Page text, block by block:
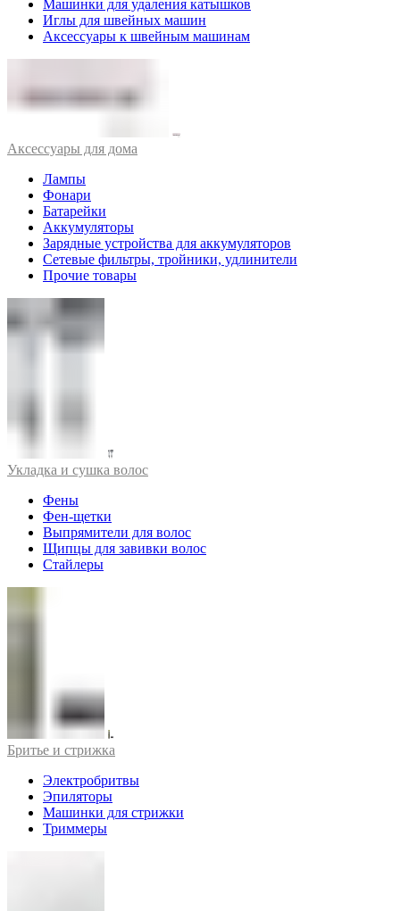
Машинки для удаления катышков
Иглы для швейных машин
Аксессуары к швейным машинам
Аксессуары для дома
Лампы
Фонари
Батарейки
Аккумуляторы
Зарядные устройства для аккумуляторов
Сетевые фильтры, тройники, удлинители
Прочие товары
Укладка и сушка волос
Фены
Фен-щетки
Выпрямители для волос
Щипцы для завивки волос
Стайлеры
Бритье и стрижка
Электробритвы
Эпиляторы
Машинки для стрижки
Триммеры